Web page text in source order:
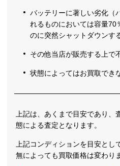
バッテリーに著しい劣化（
れるものにおいては容量70
のに突然シャットダウンす
その他当店が販売する上で
状態によってはお買取でき
上記は、あくまで目安であり
態による査定となります。
上記コンディションを目安と
無によっても買取価格は変わり